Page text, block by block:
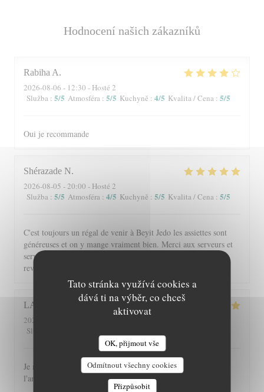
Tato stránka využívá cookies a
dává ti na výběr, co chceš
aktivovat
OK, přijmout vše
Odmítnout všechny cookies
Přizpůsobit
Hodnocení našich zákazníků
Rabiha A
2026-08-06 - 12:30 - Hosté 2
Služba : 5/5 Atmosféra : 5/5 Kuchyně : 4/5 Kvalita / Cena : 5/5
Oui je recommande
Shérazade N
2026-08-05 - 20:00 - Hosté 2
Služba : 5/5 Atmosféra : 4/5 Kuchyně : 5/5 Kvalita / Cena : 5/5
C'est toujours un régal de venir à Beyit Jedo les assiettes sont
généreuses et on y mange vraiment bien. Merci aux serveurs et
serveuses un accueil chaleureux. Comme d'habitude j'y
reviendrai 😉
LAURENCE
2026-08-04
Služba
Je recommande ce restaurant tant pour les plats que pour
l'ambiance chaleureuse et le cadre